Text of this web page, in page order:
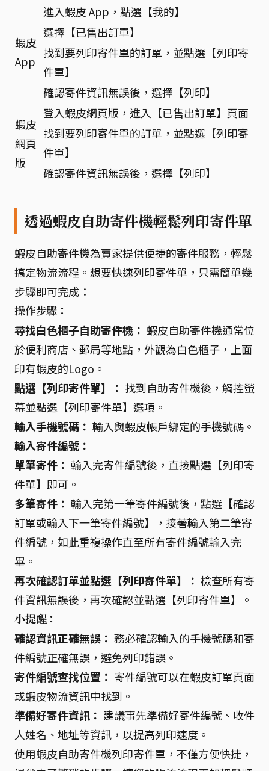
蝦皮
App
進入蝦皮 App，點選【我的】
選擇【已售出訂單】
找到要列印寄件單的訂單，並點選【列印寄
件單】
確認寄件資訊無誤後，選擇【列印】
蝦皮
網頁
版
登入蝦皮網頁版，進入【已售出訂單】頁面
找到要列印寄件單的訂單，並點選【列印寄
件單】
確認寄件資訊無誤後，選擇【列印】
透過蝦皮自助寄件機輕鬆列印寄件單
蝦皮自助寄件機為賣家提供便捷的寄件服務，輕鬆
搞定物流流程。想要快速列印寄件單，只需簡單幾
步驟即可完成：
操作步驟：
尋找白色櫃子自助寄件機： 蝦皮自助寄件機通常位
於便利商店、郵局等地點，外觀為白色櫃子，上面
印有蝦皮的Logo。
點選【列印寄件單】： 找到自助寄件機後，觸控螢
幕並點選【列印寄件單】選項。
輸入手機號碼： 輸入與蝦皮帳戶綁定的手機號碼。
輸入寄件編號：
單筆寄件： 輸入完寄件編號後，直接點選【列印寄
件單】即可。
多筆寄件： 輸入完第一筆寄件編號後，點選【確認
訂單或輸入下一筆寄件編號】，接著輸入第二筆寄
件編號，如此重複操作直至所有寄件編號輸入完
畢。
再次確認訂單並點選【列印寄件單】： 檢查所有寄
件資訊無誤後，再次確認並點選【列印寄件單】。
小提醒：
確認資訊正確無誤： 務必確認輸入的手機號碼和寄
件編號正確無誤，避免列印錯誤。
寄件編號查找位置： 寄件編號可以在蝦皮訂單頁面
或蝦皮物流資訊中找到。
準備好寄件資訊： 建議事先準備好寄件編號、收件
人姓名、地址等資訊，以提高列印速度。
使用蝦皮自助寄件機列印寄件單，不僅方便快捷，